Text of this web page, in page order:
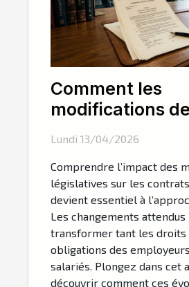
Comment les
modifications
influencent-
contrats de
2026 ?
Lundi 13/04/2026
Comprendre l’impact des
législatives sur les
devient essentiel à
Les changements
transformer tant les droits
obligations des
salariés. Plongez dans cet
découvrir comment ces